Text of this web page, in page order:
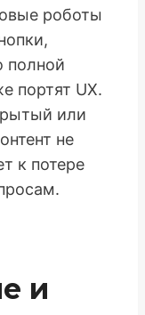
роботы
полной
портят UX.
или
не
к потере
и